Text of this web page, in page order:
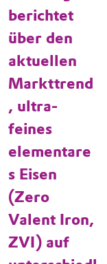
berichtet
über den
aktuellen
Markttrend
, ultra-
feines
elementare
s Eisen
(Zero
Valent Iron,
ZVI) auf